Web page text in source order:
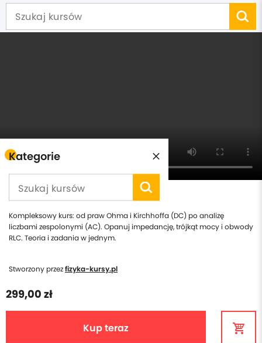
Kategorie
Fizyka - prąd elektryczny
Kompleksowy kurs: od praw Ohma i Kirchhoffa (DC) po analizę
liczbami zespolonymi (AC). Opanuj impedancję, trójkąt mocy i obwody
RLC. Teoria i zadania w jednym.
Stworzony przezfizyka-kursy.pl
299,00 zł
Kup teraz